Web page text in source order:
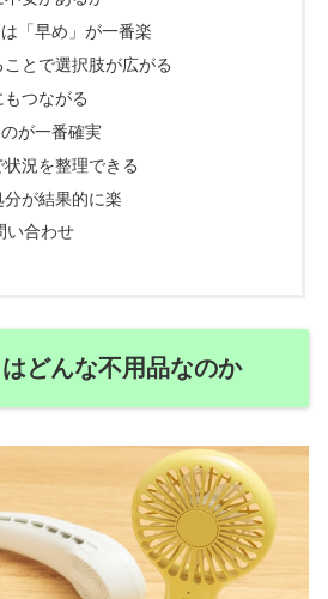
「早め」が一番楽
とで選択肢が広がる
つながる
が一番確実
況を整理できる
が結果的に楽
い合わせ
どんな不用品なのか